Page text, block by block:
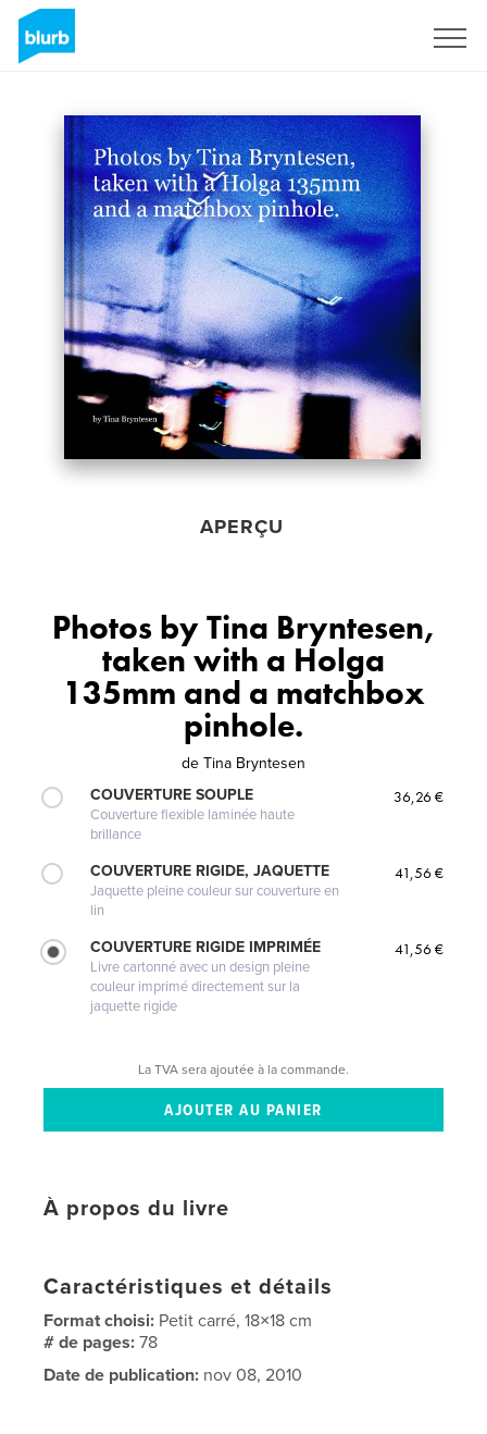
APERÇU
Photos by Tina Bryntesen,
taken with a Holga
135mm and a matchbox
pinhole.
de Tina Bryntesen
COUVERTURE SOUPLE
Couverture flexible laminée haute
brillance
36,26 €
COUVERTURE RIGIDE, JAQUETTE
Jaquette pleine couleur sur couverture en
lin
41,56 €
COUVERTURE RIGIDE IMPRIMÉE
Livre cartonné avec un design pleine
couleur imprimé directement sur la
jaquette rigide
41,56 €
La TVA sera ajoutée à la commande.
À propos du livre
Caractéristiques et détails
Format choisi: Petit carré, 18×18 cm
# de pages:78
Date de publication: nov 08, 2010